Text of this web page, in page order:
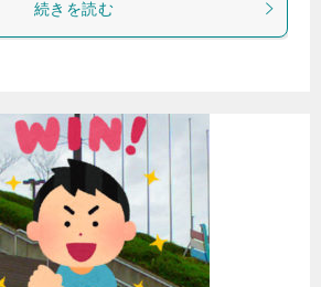
続きを読む